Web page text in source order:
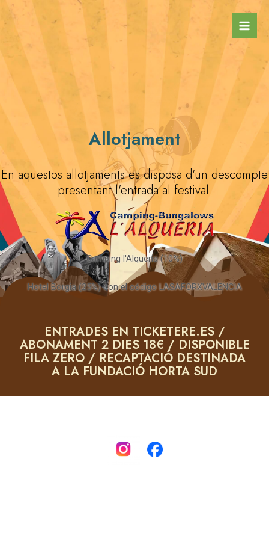
al
contenido
Allotjament
En aquestos allotjaments es disposa d'un descompte
presentant l'entrada al festival.
Camping l'Alqueria (10%)
Hotel Borgia (25%) con el código LASAFORXVALENCIA
ENTRADES EN TICKETERE.ES /
ABONAMENT 2 DIES 18€ / DISPONIBLE
FILA ZERO / RECAPTACIÓ DESTINADA
A LA FUNDACIÓ HORTA SUD